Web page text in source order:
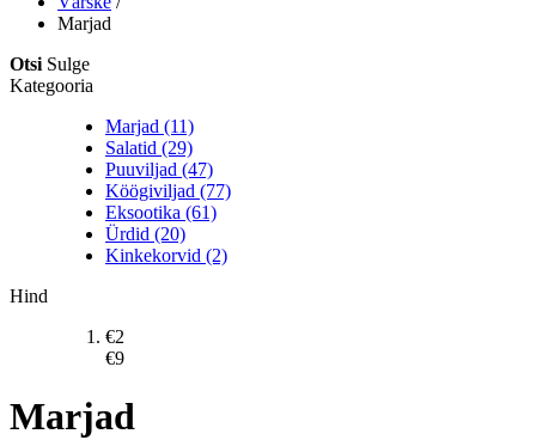
Marjad
Otsi Sulge
Kategooria
Marjad (11)
Salatid (29)
Puuviljad (47)
Köögiviljad (77)
Eksootika (61)
Ürdid (20)
Kinkekorvid (2)
Hind
€2
€9
Marjad